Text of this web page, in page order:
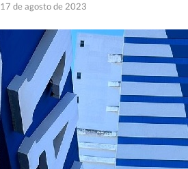
17 de agosto de 2023